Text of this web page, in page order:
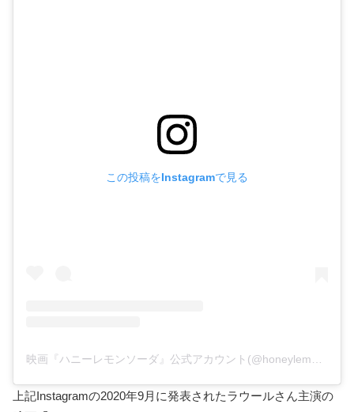
この投稿をInstagramで見る
映画『ハニーレモンソーダ』公式アカウント(@honeylemon_eiga)がシェアした投稿
上記Instagramの2020年9月に発表されたラウールさん主演の